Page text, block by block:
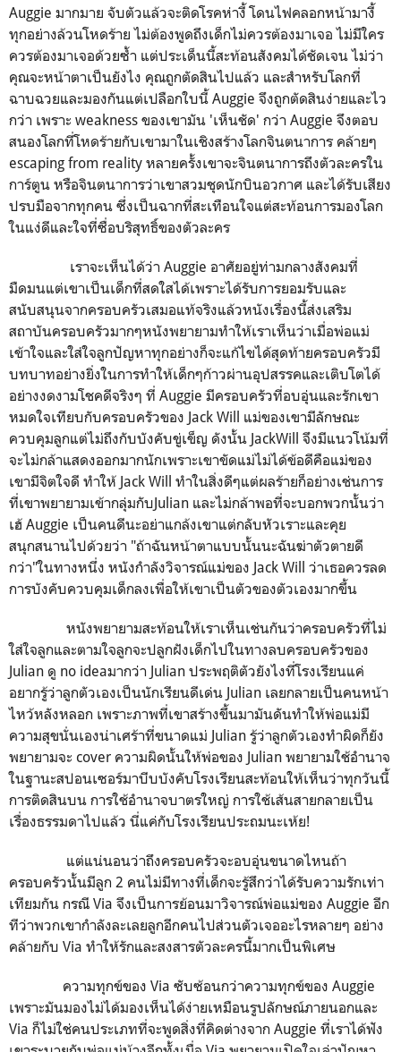
Auggie มากมาย จับตัวแล้วจะติดโรคห่างี้ โดนไฟคลอกหน้ามางี้
ทุกอย่างล้วนโหดร้าย ไม่ต้องพูดถึงเด็กไม่ควรต้องมาเจอ ไม่มีใคร
ควรต้องมาเจอด้วยซ้ำ แต่ประเด็นนี้สะท้อนสังคมได้ชัดเจน ไม่ว่า
คุณจะหน้าตาเป็นยังไง คุณถูกตัดสินไปแล้ว และสำหรับโลกที่
ฉาบฉวยและมองกันแต่เปลือกใบนี้ Auggie จึงถูกตัดสินง่ายและไว
กว่า เพราะ weakness ของเขามัน 'เห็นชัด' กว่า Auggie จึงตอบ
สนองโลกที่โหดร้ายกับเขามาในเชิงสร้างโลกจินตนาการ คล้ายๆ
escaping from reality หลายครั้งเขาจะจินตนาการถึงตัวละครใน
การ์ตูน หรือจินตนาการว่าเขาสวมชุดนักบินอวกาศ และได้รับเสียง
ปรบมือจากทุกคน ซึ่งเป็นฉากที่สะเทือนใจแต่สะท้อนการมองโลก
ในแง่ดีและใจที่ซื่อบริสุทธิ์ของตัวละคร
เราจะเห็นได้ว่า Auggie อาศัยอยู่ท่ามกลางสังคมที่
มืดมนแต่เขาเป็นเด็กที่สดใสได้เพราะได้รับการยอมรับและ
สนับสนุนจากครอบครัวเสมอแท้จริงแล้วหนังเรื่องนี้ส่งเสริม
สถาบันครอบครัวมากๆหนังพยายามทำให้เราเห็นว่าเมื่อพ่อแม่
เข้าใจและใส่ใจลูกปัญหาทุกอย่างก็จะแก้ไขได้สุดท้ายครอบครัวมี
บทบาทอย่างยิ่งในการทำให้เด็กๆก้าวผ่านอุปสรรคและเติบโตได้
อย่างงดงามโชคดีจริงๆ ที่ Auggie มีครอบครัวที่อบอุ่นและรักเขา
หมดใจเทียบกับครอบครัวของ Jack Will แม่ของเขามีลักษณะ
ควบคุมลูกแต่ไม่ถึงกับบังคับขู่เข็ญ ดังนั้น JackWill จึงมีแนวโน้มที่
จะไม่กล้าแสดงออกมากนักเพราะเขาขัดแม่ไม่ได้ข้อดีคือแม่ของ
เขามีจิตใจดี ทำให้ Jack Will ทำในสิ่งดีๆแต่ผลร้ายก็อย่างเช่นการ
ที่เขาพยายามเข้ากลุ่มกับJulian และไม่กล้าพอที่จะบอกพวกนั้นว่า
เฮ้ Auggie เป็นคนดีนะอย่าแกล้งเขาแต่กลับหัวเราะและคุย
สนุกสนานไปด้วยว่า "ถ้าฉันหน้าตาแบบนั้นนะฉันฆ่าตัวตายดี
กว่า"ในทางหนึ่ง หนังกำลังวิจารณ์แม่ของ Jack Will ว่าเธอควรลด
การบังคับควบคุมเด็กลงเพื่อให้เขาเป็นตัวของตัวเองมากขึ้น
หนังพยายามสะท้อนให้เราเห็นเช่นกันว่าครอบครัวที่ไม่
ใส่ใจลูกและตามใจลูกจะปลูกฝังเด็กไปในทางลบครอบครัวของ
Julian ดู no ideaมากว่า Julian ประพฤติตัวยังไงที่โรงเรียนแค่
อยากรู้ว่าลูกตัวเองเป็นนักเรียนดีเด่น Julian เลยกลายเป็นคนหน้า
ไหว้หลังหลอก เพราะภาพที่เขาสร้างขึ้นมามันดันทำให้พ่อแม่มี
ความสุขนั่นเองน่าเศร้าที่ขนาดแม่ Julian รู้ว่าลูกตัวเองทำผิดก็ยัง
พยายามจะ cover ความผิดนั้นให้พ่อของ Julian พยายามใช้อำนาจ
ในฐานะสปอนเซอร์มาบีบบังคับโรงเรียนสะท้อนให้เห็นว่าทุกวันนี้
การติดสินบน การใช้อำนาจบาตรใหญ่ การใช้เส้นสายกลายเป็น
เรื่องธรรมดาไปแล้ว นี่แค่กับโรงเรียนประถมนะเห้ย!
แต่แน่นอนว่าถึงครอบครัวจะอบอุ่นขนาดไหนถ้า
ครอบครัวนั้นมีลูก 2 คนไม่มีทางที่เด็กจะรู้สึกว่าได้รับความรักเท่า
เทียมกัน กรณี Via จึงเป็นการย้อนมาวิจารณ์พ่อแม่ของ Auggie อีก
ทีว่าพวกเขากำลังละเลยลูกอีกคนไปส่วนตัวเจออะไรหลายๆ อย่าง
คล้ายกับ Via ทำให้รักและสงสารตัวละครนี้มากเป็นพิเศษ
ความทุกข์ของ Via ซับซ้อนกว่าความทุกข์ของ Auggie
เพราะมันมองไม่ได้มองเห็นได้ง่ายเหมือนรูปลักษณ์ภายนอกและ
Via ก็ไม่ใช่คนประเภทที่จะพูดสิ่งที่คิดต่างจาก Auggie ที่เราได้ฟัง